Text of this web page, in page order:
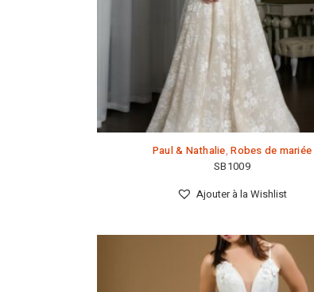
Paul & Nathalie,Robes de mariée
SB1009
Ajouter à la Wishlist